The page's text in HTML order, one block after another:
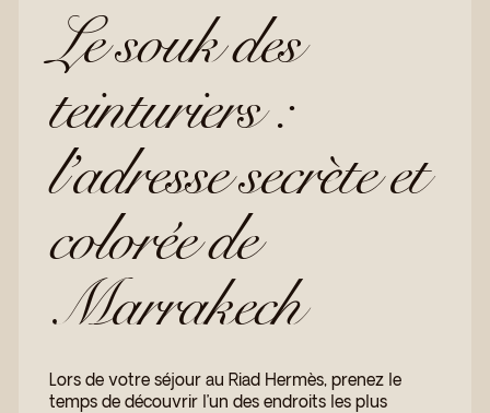
Le souk des
teinturiers :
l’adresse secrète et
colorée de
Marrakech
Lors de votre séjour au Riad Hermès, prenez le
temps de découvrir l’un des endroits les plus